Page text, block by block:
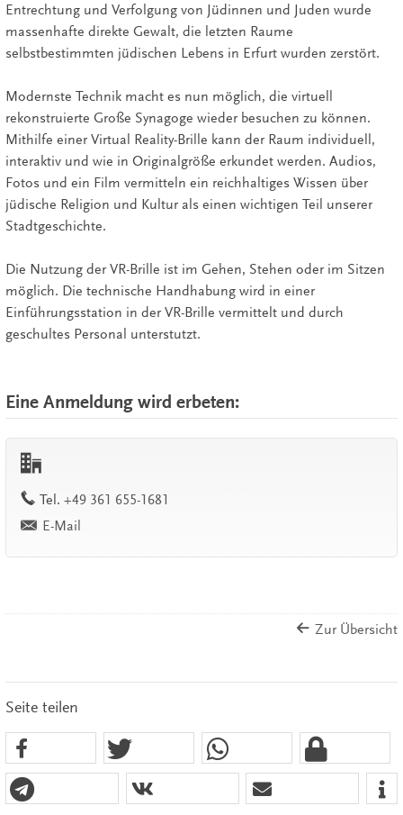
Entrechtung und Verfolgung von Jüdinnen und Juden wurde
massenhafte direkte Gewalt, die letzten Raume
selbstbestimmten jüdischen Lebens in Erfurt wurden zerstört.
Modernste Technik macht es nun möglich, die virtuell
rekonstruierte Große Synagoge wieder besuchen zu können.
Mithilfe einer Virtual Reality-Brille kann der Raum individuell,
interaktiv und wie in Originalgröße erkundet werden. Audios,
Fotos und ein Film vermitteln ein reichhaltiges Wissen über
jüdische Religion und Kultur als einen wichtigen Teil unserer
Stadtgeschichte.
Die Nutzung der VR-Brille ist im Gehen, Stehen oder im Sitzen
möglich. Die technische Handhabung wird in einer
Einführungsstation in der VR-Brille vermittelt und durch
geschultes Personal unterstutzt.
Eine Anmeldung wird erbeten:
work
Tel.+49 361 655-1681
E-Mail
Zur Übersicht
Seite teilen